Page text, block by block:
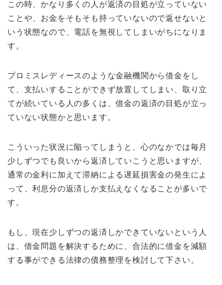
この時、かなり多くの人が返済の目処が立っていない
ことや、お金をそもそも持っていないので返せないと
いう状態なので、電話を無視してしまいがちになりま
す。
プロミスレディースのような金融機関から借金をし
て、支払いすることができず放置してしまい、取り立
てが続いている人の多くは、借金の返済の目処が立っ
ていない状態かと思います。
こういった状況に陥ってしまうと、心のなかでは毎月
少しずつでも良いから返済していこうと思いますが、
通常の金利に加えて滞納による遅延損害金の発生によ
って、利息分の返済しか支払えなくなることが多いで
す。
もし、現在少しずつの返済しかできていないという人
は、借金問題を解決するために、合法的に借金を減額
する事ができる法律の債務整理を検討して下さい。